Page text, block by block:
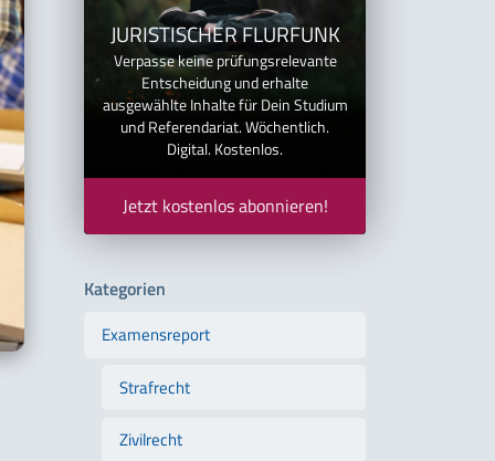
JURISTISCHER FLURFUNK
Verpasse keine prüfungsrelevante
Entscheidung und erhalte
ausgewählte Inhalte für Dein Studium
und Referendariat. Wöchentlich.
Digital. Kostenlos.
Jetzt kostenlos abonnieren!
Kategorien
Examensreport
Strafrecht
Zivilrecht